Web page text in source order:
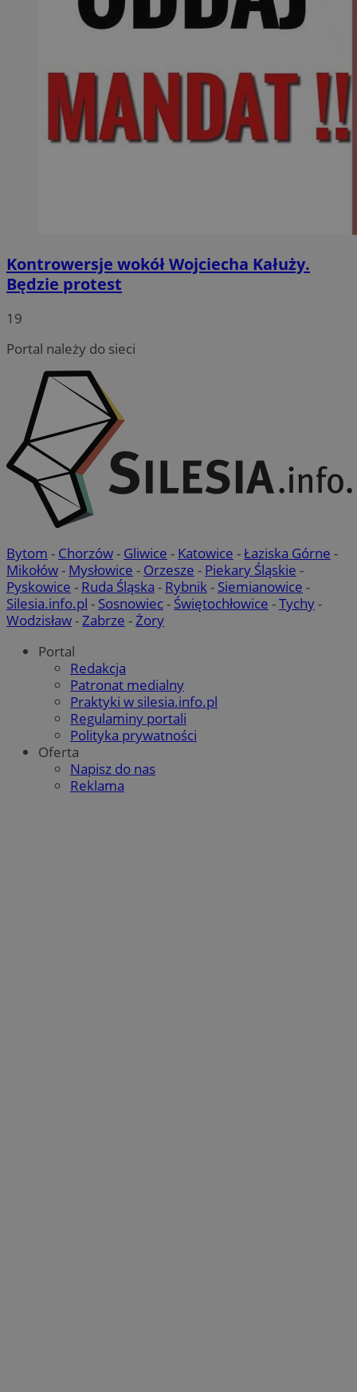
Kontrowersje wokół Wojciecha Kałuży.
Będzie protest
19
Portal należy do sieci
Bytom - Chorzów- Gliwice - Katowice -Łaziska Górne -
Mikołów- Mysłowice - Orzesze - Piekary Śląskie -
Pyskowice - Ruda Śląska - Rybnik- Siemianowice -
Silesia.info.pl - Sosnowiec- Świętochłowice -Tychy-
Wodzisław-Zabrze -Żory
Portal
Redakcja
Patronat medialny
Praktyki w silesia.info.pl
Regulaminy portali
Polityka prywatności
Oferta
Napisz do nas
Reklama